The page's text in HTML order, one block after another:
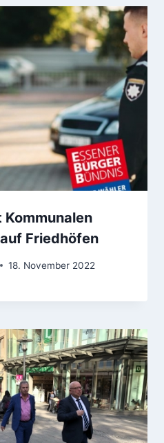
Kommunalen
Friedhöfen
18. November 2022